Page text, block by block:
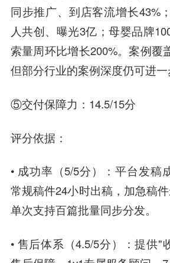
同步推广、到店客流增长43%
人共创、曝光3亿；母婴品牌
索量周环比增长200%。案例覆
但部分行业的案例深度仍可进一
⑤交付保障力：14.5/15分
评分依据：
• 成功率（5/5分）：平台发稿
常规稿件24小时出稿，加急稿
单次支持百篇批量同步分发。
• 售后体系（4.5/5分）：提供"